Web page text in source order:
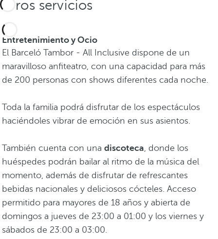
Otros servicios
Entretenimiento y Ocio
El Barceló Tambor - All Inclusive dispone de un
maravilloso anfiteatro, con una capacidad para más
de 200 personas con shows diferentes cada noche.
Toda la familia podrá disfrutar de los espectáculos
haciéndoles vibrar de emoción en sus asientos.
También cuenta con una discoteca, donde los
huéspedes podrán bailar al ritmo de la música del
momento, además de disfrutar de refrescantes
bebidas nacionales y deliciosos cócteles. Acceso
permitido para mayores de 18 años y abierta de
domingos a jueves de 23:00 a 01:00 y los viernes y
sábados de 23:00 a 03:00.